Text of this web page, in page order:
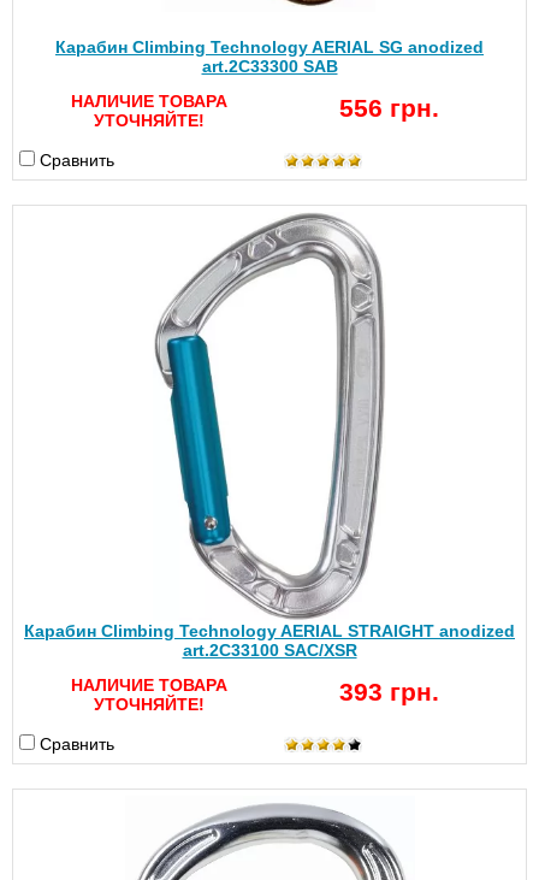
Карабин Climbing Technology AERIAL SG anodized
art.2C33300 SAB
НАЛИЧИЕ ТОВАРА
УТОЧНЯЙТЕ!
556 грн.
Сравнить
Карабин Climbing Technology AERIAL STRAIGHT anodized
art.2C33100 SAC/XSR
НАЛИЧИЕ ТОВАРА
УТОЧНЯЙТЕ!
393 грн.
Сравнить